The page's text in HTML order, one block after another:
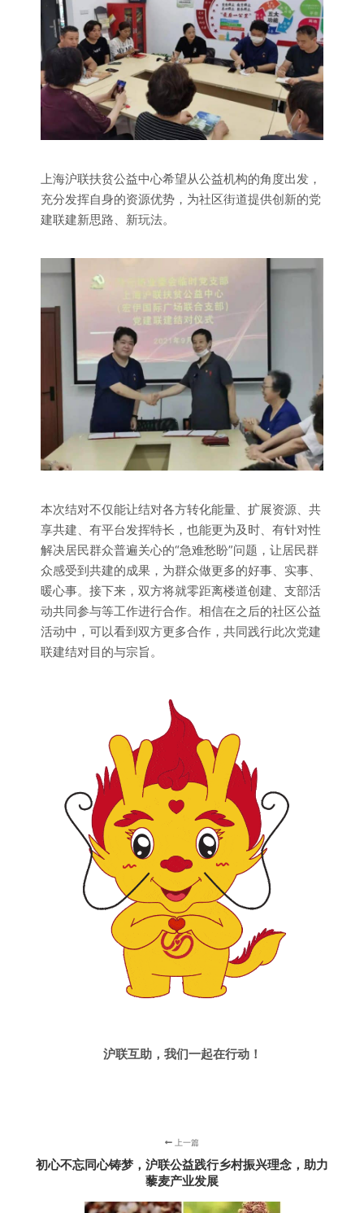
上海沪联扶贫公益中心希望从公益机构的角度出发，
充分发挥自身的资源优势，为社区街道提供创新的党
建联建新思路、新玩法。
本次结对不仅能让结对各方转化能量、扩展资源、共
享共建、有平台发挥特长，也能更为及时、有针对性
解决居民群众普遍关心的“急难愁盼”问题，让居民群
众感受到共建的成果，为群众做更多的好事、实事、
暖心事。接下来，双方将就零距离楼道创建、支部活
动共同参与等工作进行合作。相信在之后的社区公益
活动中，可以看到双方更多合作，共同践行此次党建
联建结对目的与宗旨。
沪联互助，我们一起在行动！
上一篇
初心不忘同心铸梦，沪联公益践行乡村振兴理念，助力
藜麦产业发展